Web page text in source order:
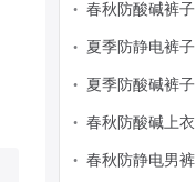
• 春秋防酸碱裤子
• 夏季防静电裤子
• 夏季防酸碱裤子
• 春秋防酸碱上衣
• 春秋防静电男裤